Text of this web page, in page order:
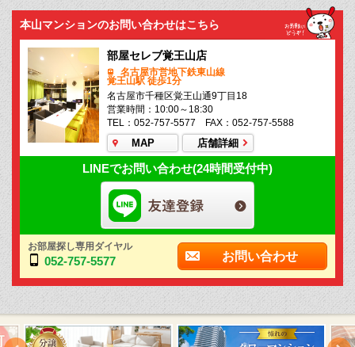
本山マンションのお問い合わせはこちら
部屋セレブ覚王山店
名古屋市営地下鉄東山線
覚王山駅 徒歩1分
名古屋市千種区覚王山通9丁目18
営業時間：10:00～18:30
TEL：052-757-5577 FAX：052-757-5588
MAP 店舗詳細
LINEでお問い合わせ(24時間受付中)
お部屋探し専用ダイヤル
052-757-5577 お問い合わせ